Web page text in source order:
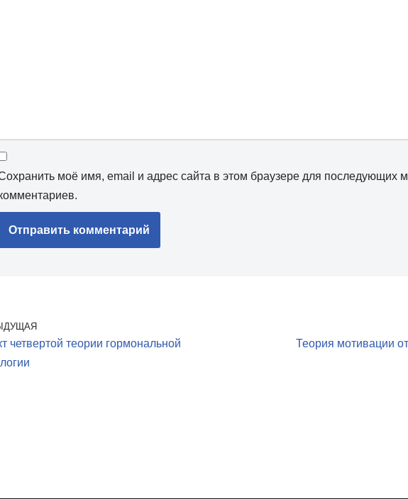
моё имя, email и адрес сайта в этом браузере для последующих
четвертой теории гормональной
Теория мотивации